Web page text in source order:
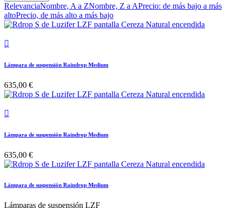
RelevanciaNombre, A a ZNombre, Z a APrecio: de más bajo a más
altoPrecio, de más alto a más bajo

Lámpara de suspensión Raindrop Medium
635,00 €

Lámpara de suspensión Raindrop Medium
635,00 €
Lámpara de suspensión Raindrop Medium
Lámparas de suspensión LZF